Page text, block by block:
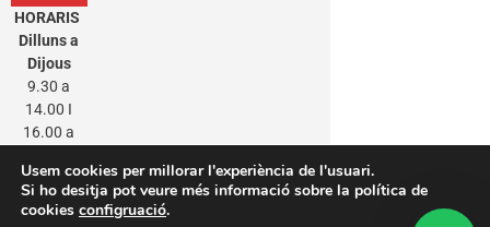
HORARIS
Dilluns a
Dijous
9.30 a
14.00 I
16.00 a
Divendres
9.30 a
Usem cookies per millorar l'experiència de l'usuari.
Si ho desitja pot veure més informació sobre la política de
cookies configruació.